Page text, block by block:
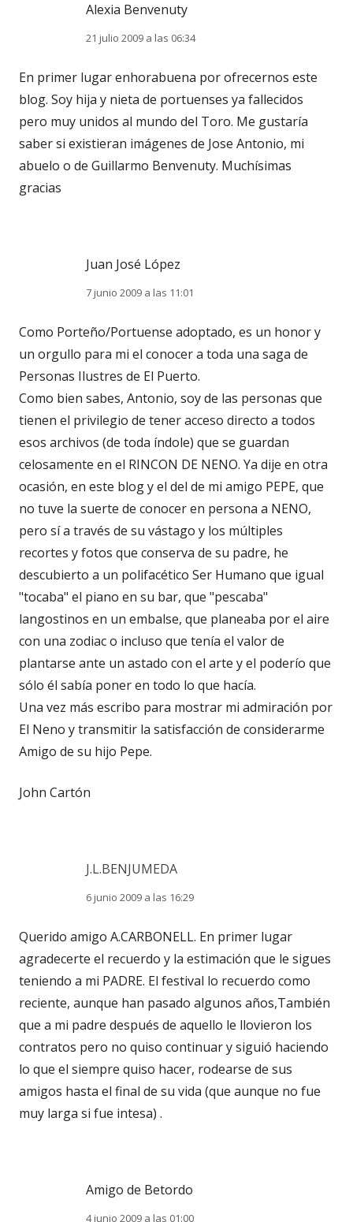
Alexia Benvenuty
21 julio 2009 a las 06:34
En primer lugar enhorabuena por ofrecernos este
blog. Soy hija y nieta de portuenses ya fallecidos
pero muy unidos al mundo del Toro. Me gustaría
saber si existieran imágenes de Jose Antonio, mi
abuelo o de Guillarmo Benvenuty. Muchísimas
gracias
Juan José López
7 junio 2009 a las 11:01
Como Porteño/Portuense adoptado, es un honor y
un orgullo para mi el conocer a toda una saga de
Personas Ilustres de El Puerto.
Como bien sabes, Antonio, soy de las personas que
tienen el privilegio de tener acceso directo a todos
esos archivos (de toda índole) que se guardan
celosamente en el RINCON DE NENO. Ya dije en otra
ocasión, en este blog y el del de mi amigo PEPE, que
no tuve la suerte de conocer en persona a NENO,
pero sí a través de su vástago y los múltiples
recortes y fotos que conserva de su padre, he
descubierto a un polifacético Ser Humano que igual
"tocaba" el piano en su bar, que "pescaba"
langostinos en un embalse, que planeaba por el aire
con una zodiac o incluso que tenía el valor de
plantarse ante un astado con el arte y el poderío que
sólo él sabía poner en todo lo que hacía.
Una vez más escribo para mostrar mi admiración por
El Neno y transmitir la satisfacción de considerarme
Amigo de su hijo Pepe.
John Cartón
J.L.BENJUMEDA
6 junio 2009 a las 16:29
Querido amigo A.CARBONELL. En primer lugar
agradecerte el recuerdo y la estimación que le sigues
teniendo a mi PADRE. El festival lo recuerdo como
reciente, aunque han pasado algunos años,También
que a mi padre después de aquello le llovieron los
contratos pero no quiso continuar y siguió haciendo
lo que el siempre quiso hacer, rodearse de sus
amigos hasta el final de su vida (que aunque no fue
muy larga si fue intesa) .
Amigo de Betordo
4 junio 2009 a las 01:00